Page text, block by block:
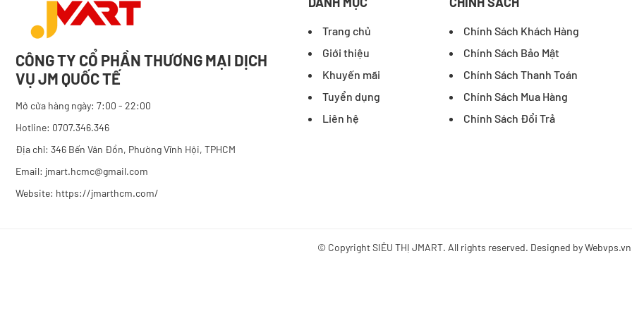
CÔNG TY CỔ PHẦN THƯƠNG MẠI DỊCH
VỤ JM QUỐC TẾ
Mở cửa hàng ngày: 7:00 - 22:00
Hotline: 0707.346.346
Địa chỉ: 346 Bến Vân Đồn, Phường Vĩnh Hội, TPHCM
Email: jmart.hcmc@gmail.com
Website: https://jmarthcm.com/
Trang chủ
Giới thiệu
Khuyến mãi
Tuyển dụng
Liên hệ
Chính Sách Khách Hàng
Chính Sách Bảo Mật
Chính Sách Thanh Toán
Chính Sách Mua Hàng
Chính Sách Đổi Trả
© CopyrightSIÊU THỊ JMART. All rights reserved. Designed byWebvps.vn